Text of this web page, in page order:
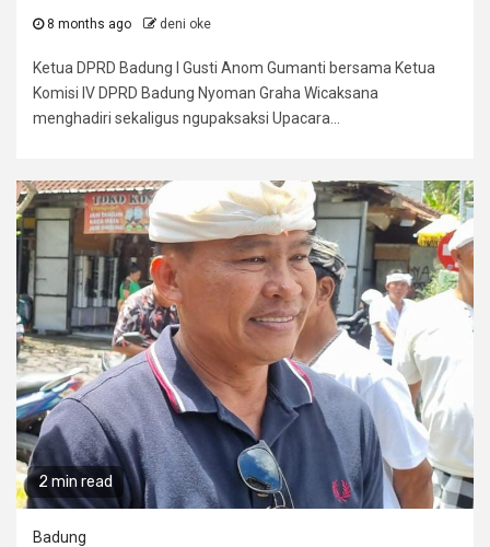
8 months ago deni oke
Ketua DPRD Badung I Gusti Anom Gumanti bersama Ketua
Komisi IV DPRD Badung Nyoman Graha Wicaksana
menghadiri sekaligus ngupaksaksi Upacara...
2 min read
Badung